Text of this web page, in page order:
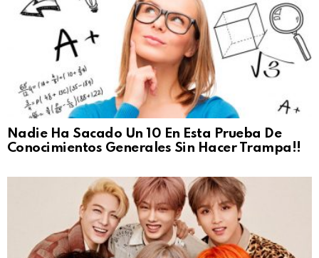
Nadie Ha Sacado Un 10 En Esta Prueba De
Conocimientos Generales Sin Hacer Trampa!!